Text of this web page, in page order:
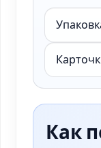
Как